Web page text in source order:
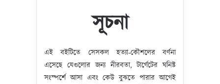
সূচনা
এই বইটিতে সেসকল হত্যা-কৌশলের বর্ণনা
এসেছে যেগুলোর জন্য নীরবতা, টার্গেটের ঘনিষ্ট
সংস্পর্শে আসা এবং কেউ বুঝতে পারার আগেই